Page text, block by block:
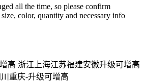
all the time, so please confirm
color, quantity and necessary info
高 浙江上海江苏福建安徽升级可增高
重庆-升级可增高